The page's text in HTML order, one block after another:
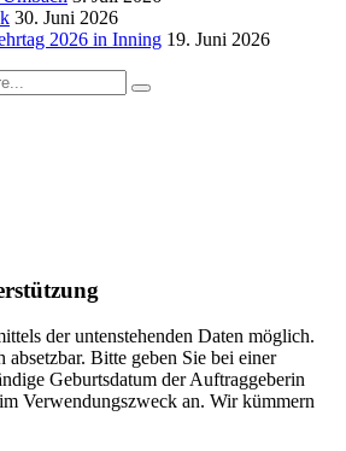
30. Juni 2026
2026 in Inning 19. Juni 2026
der untenstehenden Daten möglich.
absetzbar. Bitte geben Sie bei einer
Geburtsdatum der Auftraggeberin
Verwendungszweck an. Wir kümmern